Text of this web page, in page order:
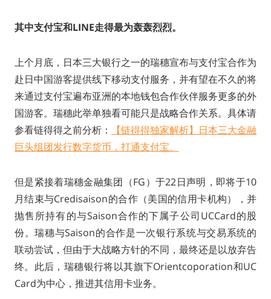
其中支付宝和LINE走得最为轰轰烈烈。
上个月底，日本三大银行之一的瑞穗宣布与支付宝合作为
赴日中国游客提供线下移动支付服务，并有望在不久的将
来通过支付宝遍布亚洲的本地钱包合作伙伴服务更多的外
国游客。瑞穗此举单独看可能只是战略合作关系。具体请
参看链得得之前分析：
【链得得独家解析】日本三大金融
巨头组团发行数字货币，打通支付宝。
但是紧接着瑞穗金融集团（FG）于22日声明，即将于10
月结束与Credisaison的合作（美国的信用卡机构），并
抛售所持有的与Saison合作的下属子公司UCCard的股
份。瑞穗与Saison的合作是一次银行系统与交易系统的
联动尝试，但由于大战略方针的不同，最终还是以放弃告
终。此后，瑞穗银行将以其旗下Orientcoporation和UC
Card为中心，推进其信用卡业务。